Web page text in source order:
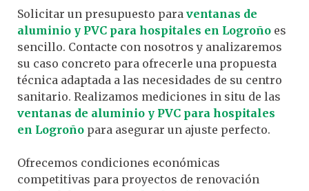
Solicitar un presupuesto para ventanas de
aluminio y PVC para hospitales en Logroño es
sencillo. Contacte con nosotros y analizaremos
su caso concreto para ofrecerle una propuesta
técnica adaptada a las necesidades de su centro
sanitario. Realizamos mediciones in situ de las
ventanas de aluminio y PVC para hospitales
en Logroño para asegurar un ajuste perfecto.
Ofrecemos condiciones económicas
competitivas para proyectos de renovación